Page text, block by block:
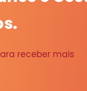
receber mais